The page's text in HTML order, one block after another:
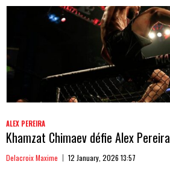
ALEX PEREIRA
Khamzat Chimaev défie Alex Pereira
Delacroix Maxime 12 January, 2026 13:57